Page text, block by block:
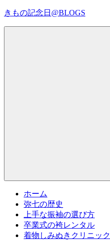
コ
きもの記念日@BLOGS
ホーム
弥七の歴史
上手な振袖の選び方
卒業式の袴レンタル
着物しみぬきクリニック